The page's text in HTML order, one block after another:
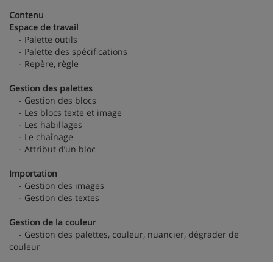
Contenu
Espace de travail
- Palette outils
- Palette des spécifications
- Repère, règle
Gestion des palettes
- Gestion des blocs
- Les blocs texte et image
- Les habillages
- Le chaînage
- Attribut d’un bloc
Importation
- Gestion des images
- Gestion des textes
Gestion de la couleur
- Gestion des palettes, couleur, nuancier, dégrader de
couleur